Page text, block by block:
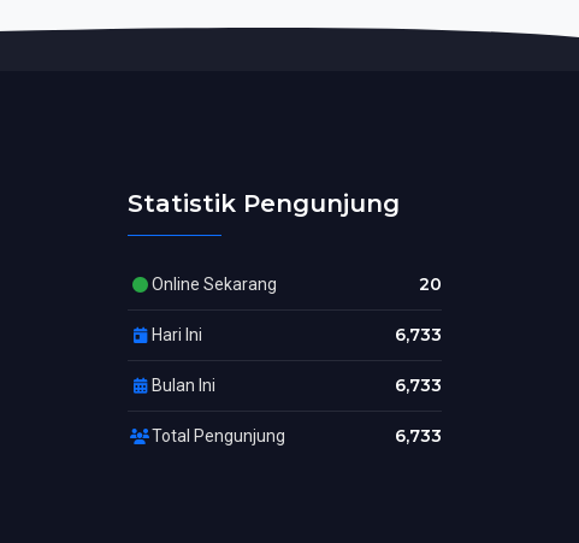
Statistik Pengunjung
Online Sekarang 20
Hari Ini 6,733
Bulan Ini 6,733
Total Pengunjung 6,733